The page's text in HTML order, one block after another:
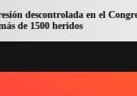
en el Congreso terminó